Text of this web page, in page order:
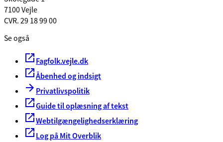
7100 Vejle
CVR. 29 18 99 00
Se også
Fagfolk.vejle.dk
Åbenhed og indsigt
Privatlivspolitik
Guide til oplæsning af tekst
Webtilgængelighedserklæring
Log på Mit Overblik